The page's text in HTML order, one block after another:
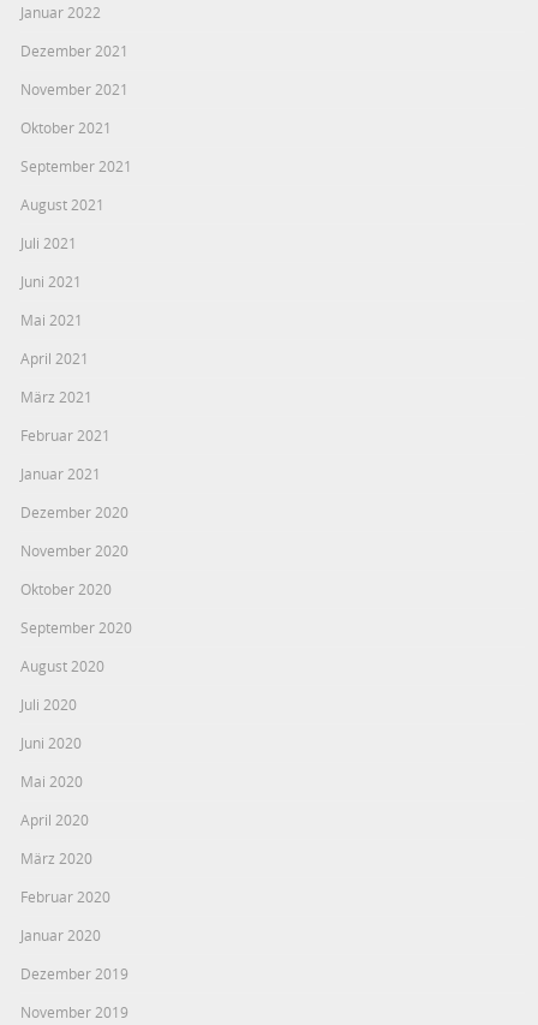
Januar 2022
Dezember 2021
November 2021
Oktober 2021
September 2021
August 2021
Juli 2021
Juni 2021
Mai 2021
April 2021
März 2021
Februar 2021
Januar 2021
Dezember 2020
November 2020
Oktober 2020
September 2020
August 2020
Juli 2020
Juni 2020
Mai 2020
April 2020
März 2020
Februar 2020
Januar 2020
Dezember 2019
November 2019